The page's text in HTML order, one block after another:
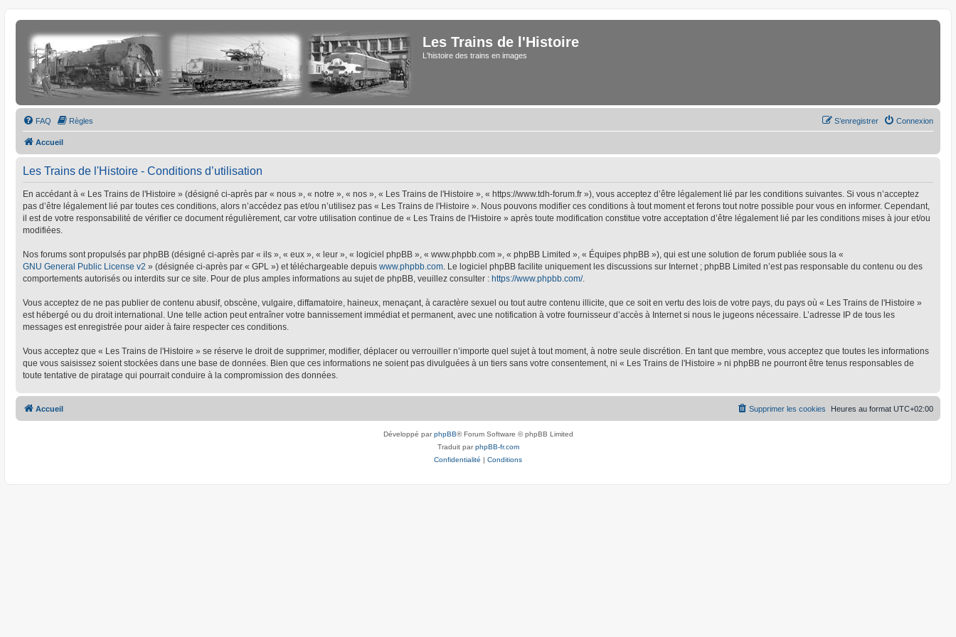
Les Trains de l'Histoire
L'histoire des trains en images
FAQ Règles Connexion
S’enregistrer
Accueil
Les Trains de l'Histoire - Conditions d’utilisation
En accédant à « Les Trains de l'Histoire » (désigné ci-après par « nous », « notre », « nos », « Les Trains de l'Histoire », « https://www.tdh-forum.fr »), vous acceptez d’être légalement lié par les conditions suivantes. Si vous n’acceptez
pas d’être légalement lié par toutes ces conditions, alors n’accédez pas et/ou n’utilisez pas « Les Trains de l'Histoire ». Nous pouvons modifier ces conditions à tout moment et ferons tout notre possible pour vous en informer. Cependant,
il est de votre responsabilité de vérifier ce document régulièrement, car votre utilisation continue de « Les Trains de l'Histoire » après toute modification constitue votre acceptation d’être légalement lié par les conditions mises à jour et/ou
modifiées.
Nos forums sont propulsés par phpBB (désigné ci-après par « ils », « eux », « leur », « logiciel phpBB », « www.phpbb.com », « phpBB Limited », « Équipes phpBB »), qui est une solution de forum publiée sous la «
GNU General Public License v2 » (désignée ci-après par « GPL ») et téléchargeable depuis www.phpbb.com. Le logiciel phpBB facilite uniquement les discussions sur Internet ; phpBB Limited n’est pas responsable du contenu ou des
comportements autorisés ou interdits sur ce site. Pour de plus amples informations au sujet de phpBB, veuillez consulter : https://www.phpbb.com/.
Vous acceptez de ne pas publier de contenu abusif, obscène, vulgaire, diffamatoire, haineux, menaçant, à caractère sexuel ou tout autre contenu illicite, que ce soit en vertu des lois de votre pays, du pays où « Les Trains de l'Histoire »
est hébergé ou du droit international. Une telle action peut entraîner votre bannissement immédiat et permanent, avec une notification à votre fournisseur d’accès à Internet si nous le jugeons nécessaire. L’adresse IP de tous les
messages est enregistrée pour aider à faire respecter ces conditions.
Vous acceptez que « Les Trains de l'Histoire » se réserve le droit de supprimer, modifier, déplacer ou verrouiller n’importe quel sujet à tout moment, à notre seule discrétion. En tant que membre, vous acceptez que toutes les informations
que vous saisissez soient stockées dans une base de données. Bien que ces informations ne soient pas divulguées à un tiers sans votre consentement, ni « Les Trains de l'Histoire » ni phpBB ne pourront être tenus responsables de
toute tentative de piratage qui pourrait conduire à la compromission des données.
Accueil Heures au format UTC+02:00
Supprimer les cookies
Développé parphpBB® Forum Software © phpBB Limited
Traduit parphpBB-fr.com
Confidentialité | Conditions